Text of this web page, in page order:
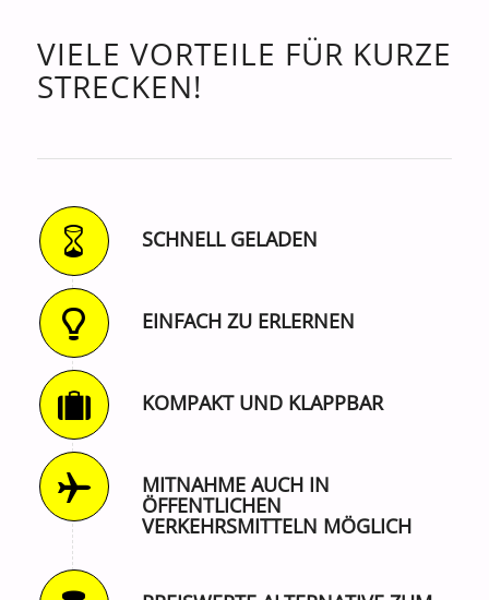
VIELE VORTEILE FÜR KURZE
STRECKEN!
SCHNELL GELADEN
EINFACH ZU ERLERNEN
KOMPAKT UND KLAPPBAR
MITNAHME AUCH IN
ÖFFENTLICHEN
VERKEHRSMITTELN MÖGLICH